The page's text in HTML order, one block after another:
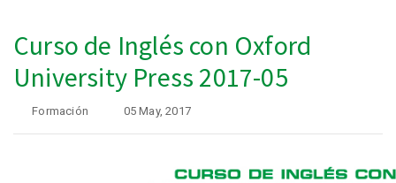
Curso de Inglés con Oxford
University Press 2017-05
Formación 05 May, 2017